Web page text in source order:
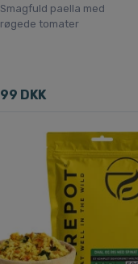
Smagfuld paella med
røgede tomater
99 DKK